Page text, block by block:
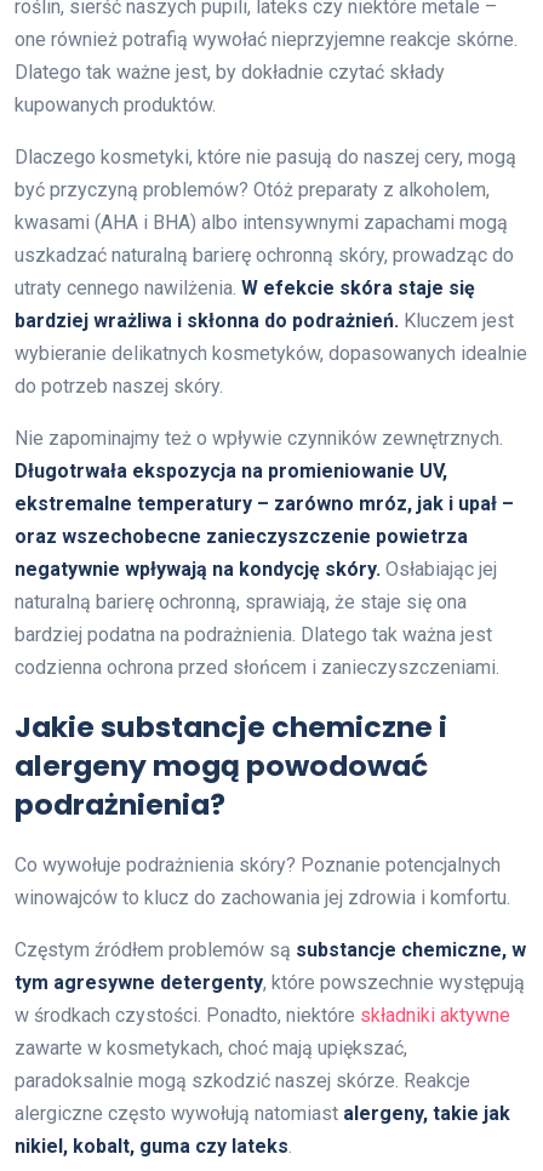
roślin, sierść naszych pupili, lateks czy niektóre metale –
one również potrafią wywołać nieprzyjemne reakcje skórne.
Dlatego tak ważne jest, by dokładnie czytać składy
kupowanych produktów.
Dlaczego kosmetyki, które nie pasują do naszej cery, mogą
być przyczyną problemów? Otóż preparaty z alkoholem,
kwasami (AHA i BHA) albo intensywnymi zapachami mogą
uszkadzać naturalną barierę ochronną skóry, prowadząc do
utraty cennego nawilżenia. W efekcie skóra staje się
bardziej wrażliwa i skłonna do podrażnień. Kluczem jest
wybieranie delikatnych kosmetyków, dopasowanych idealnie
do potrzeb naszej skóry.
Nie zapominajmy też o wpływie czynników zewnętrznych.
Długotrwała ekspozycja na promieniowanie UV,
ekstremalne temperatury – zarówno mróz, jak i upał –
oraz wszechobecne zanieczyszczenie powietrza
negatywnie wpływają na kondycję skóry. Osłabiając jej
naturalną barierę ochronną, sprawiają, że staje się ona
bardziej podatna na podrażnienia. Dlatego tak ważna jest
codzienna ochrona przed słońcem i zanieczyszczeniami.
Jakie substancje chemiczne i
alergeny mogą powodować
podrażnienia?
Co wywołuje podrażnienia skóry? Poznanie potencjalnych
winowajców to klucz do zachowania jej zdrowia i komfortu.
Częstym źródłem problemów są substancje chemiczne, w
tym agresywne detergenty, które powszechnie występują
w środkach czystości. Ponadto, niektóre składniki aktywne
zawarte w kosmetykach, choć mają upiększać,
paradoksalnie mogą szkodzić naszej skórze. Reakcje
alergiczne często wywołują natomiast alergeny, takie jak
nikiel, kobalt, guma czy lateks.